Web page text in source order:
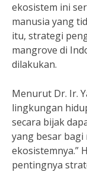
ekosistem ini
manusia yang
itu, strategi
mangrove di
dilakukan.
Menurut Dr. Ir.
lingkungan
secara bijak
yang besar
ekosistemnya.”
pentingnya